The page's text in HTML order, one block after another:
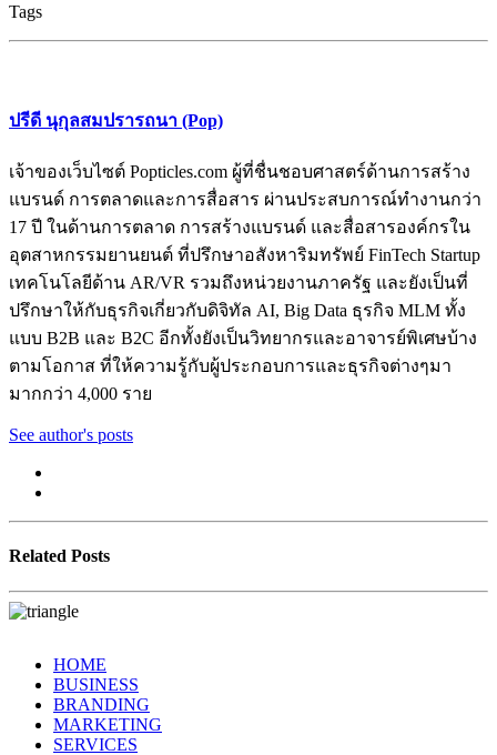
Tags
ปรีดี นุกุลสมปรารถนา (Pop)
เจ้าของเว็บไซต์ Popticles.com ผู้ที่ชื่นชอบศาสตร์ด้านการสร้าง
แบรนด์ การตลาดและการสื่อสาร ผ่านประสบการณ์ทำงานกว่า
17 ปี ในด้านการตลาด การสร้างแบรนด์ และสื่อสารองค์กรใน
อุตสาหกรรมยานยนต์ ที่ปรึกษาอสังหาริมทรัพย์ FinTech Startup
เทคโนโลยีด้าน AR/VR รวมถึงหน่วยงานภาครัฐ และยังเป็นที่
ปรึกษาให้กับธุรกิจเกี่ยวกับดิจิทัล AI, Big Data ธุรกิจ MLM ทั้ง
แบบ B2B และ B2C อีกทั้งยังเป็นวิทยากรและอาจารย์พิเศษบ้าง
ตามโอกาส ที่ให้ความรู้กับผู้ประกอบการและธุรกิจต่างๆมา
มากกว่า 4,000 ราย
See author's posts
Related Posts
HOME
BUSINESS
BRANDING
MARKETING
SERVICES